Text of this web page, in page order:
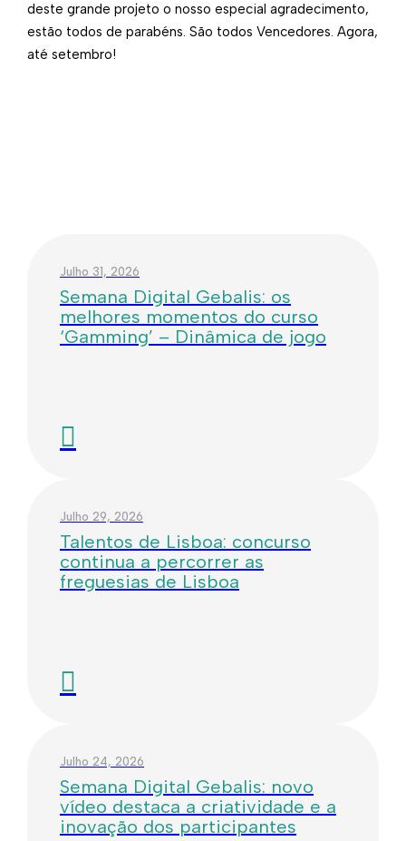
deste grande projeto o nosso especial agradecimento,
estão todos de parabéns. São todos Vencedores. Agora,
até setembro!​
Julho 31, 2026
Semana Digital Gebalis: os
melhores momentos do curso
‘Gamming’ – Dinâmica de jogo
Julho 29, 2026
Talentos de Lisboa: concurso
continua a percorrer as
freguesias de Lisboa
Julho 24, 2026
Semana Digital Gebalis: novo
vídeo destaca a criatividade e a
inovação dos participantes